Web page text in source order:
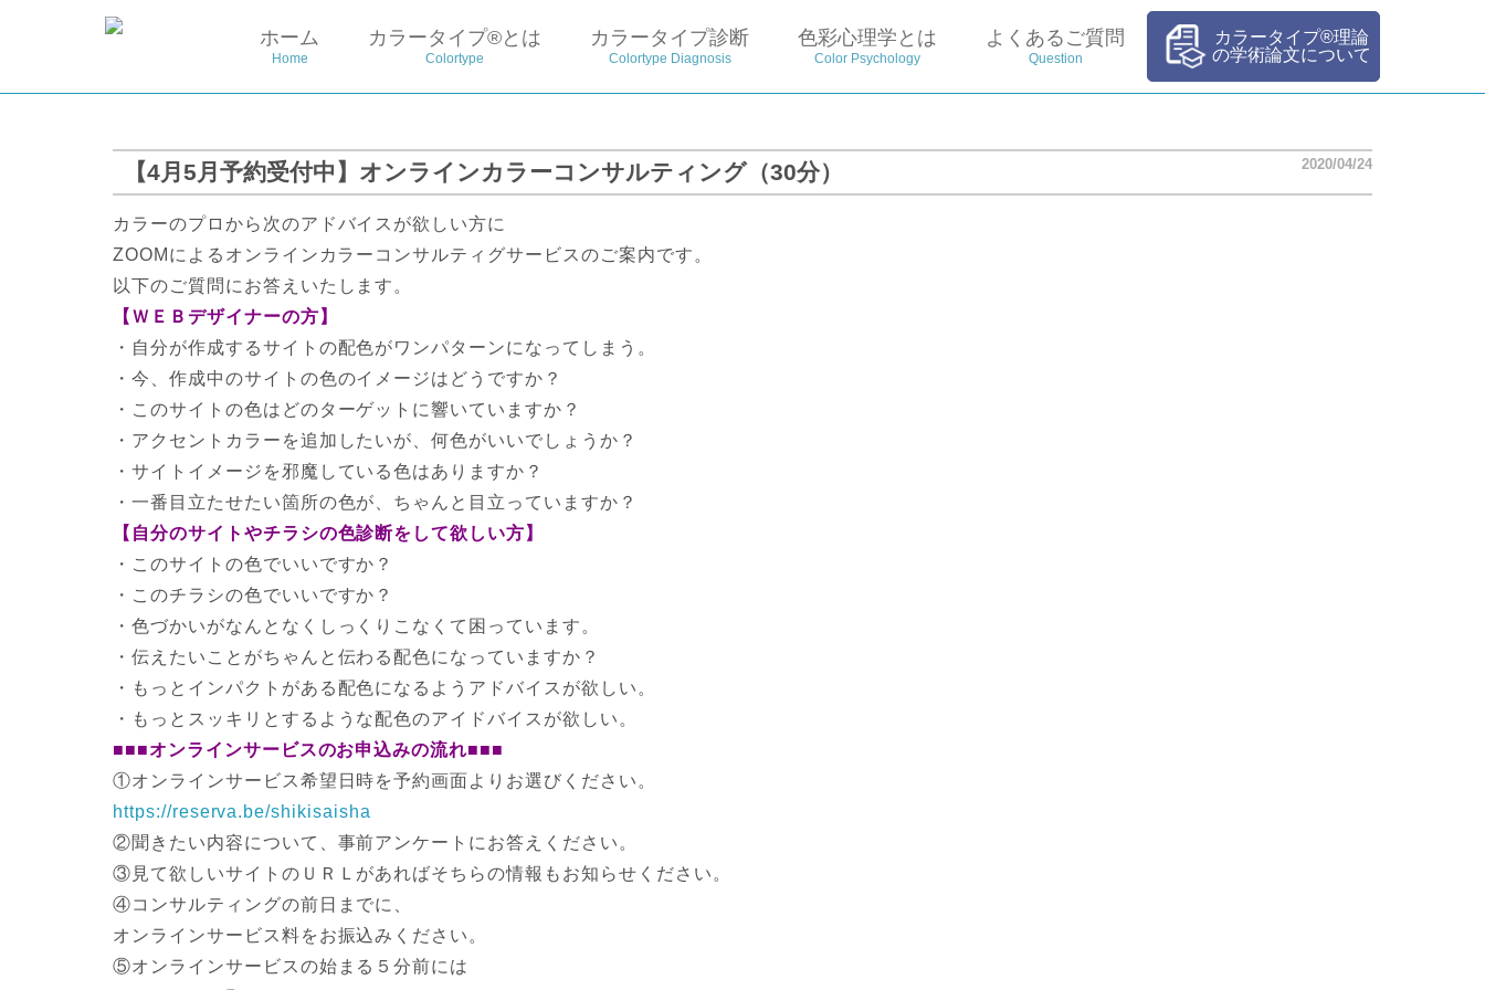
ホーム
Home
カラータイプ®とは
Colortype
カラータイプ診断
Colortype Diagnosis
色彩心理学とは
Color Psychology
よくあるご質問
Question
カラータイプ®理論
の学術論文について
【4月5月予約受付中】オンラインカラーコンサルティング（30分） 2020/04/24
カラーのプロから次のアドバイスが欲しい方に
ZOOMによるオンラインカラーコンサルティグサービスのご案内です。
以下のご質問にお答えいたします。
【ＷＥＢデザイナーの方】
・自分が作成するサイトの配色がワンパターンになってしまう。
・今、作成中のサイトの色のイメージはどうですか？
・このサイトの色はどのターゲットに響いていますか？
・アクセントカラーを追加したいが、何色がいいでしょうか？
・サイトイメージを邪魔している色はありますか？
・一番目立たせたい箇所の色が、ちゃんと目立っていますか？
【自分のサイトやチラシの色診断をして欲しい方】
・このサイトの色でいいですか？
・このチラシの色でいいですか？
・色づかいがなんとなくしっくりこなくて困っています。
・伝えたいことがちゃんと伝わる配色になっていますか？
・もっとインパクトがある配色になるようアドバイスが欲しい。
・もっとスッキリとするような配色のアイドバイスが欲しい。
■■■オンラインサービスのお申込みの流れ■■■
①オンラインサービス希望日時を予約画面よりお選びください。
https://reserva.be/shikisaisha
②聞きたい内容について、事前アンケートにお答えください。
③見て欲しいサイトのＵＲＬがあればそちらの情報もお知らせください。
④コンサルティングの前日までに、
オンラインサービス料をお振込みください。
⑤オンラインサービスの始まる５分前には